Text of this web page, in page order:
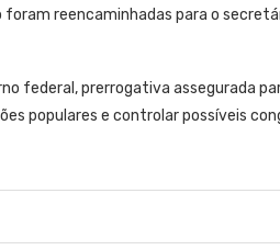
reencaminhadas para o
federal, prerrogativa assegurada
populares e controlar possíveis